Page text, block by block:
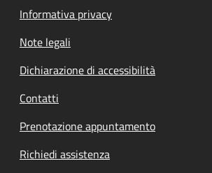
Informativa privacy
Note legali
Dichiarazione di accessibilità
Contatti
Prenotazione appuntamento
Richiedi assistenza